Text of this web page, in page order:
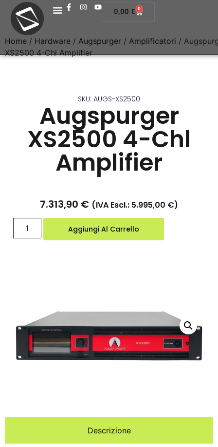
0,00€ 0
Home / Hardware / Augspurger / Amplificatori /
XS2500 4-Chl Amplifier
SKU: AUGS-XS2500
Augspurger
XS2500 4-Chl
Amplifier
7.313,90 € (IVA Escl.: 5.995,00 €)
Aggiungi Al Carrello
Descrizione